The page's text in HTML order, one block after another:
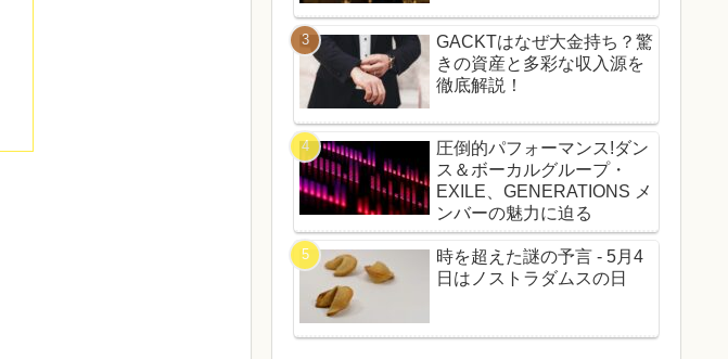
GACKTはなぜ大金持ち？驚
きの資産と多彩な収入源を
徹底解説！
圧倒的パフォーマンス!ダン
ス＆ボーカルグループ・
EXILE、GENERATIONS メ
ンバーの魅力に迫る
時を超えた謎の予言 - 5月4
日はノストラダムスの日